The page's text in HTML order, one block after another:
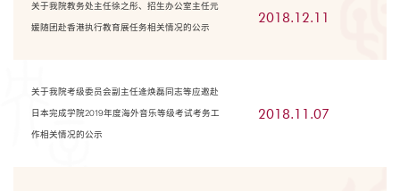
关于我院教务处主任徐之彤、招生办公室主任元
媛随团赴香港执行教育展任务相关情况的公示
2018.12.11
关于我院考级委员会副主任逄焕磊同志等应邀赴
日本完成学院2019年度海外音乐等级考试考务工
作相关情况的公示
2018.11.07